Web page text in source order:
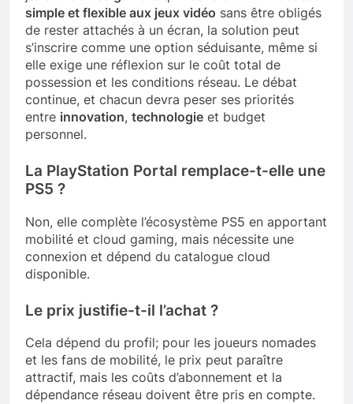
simple et flexible aux jeux vidéo sans être obligés
de rester attachés à un écran, la solution peut
s’inscrire comme une option séduisante, même si
elle exige une réflexion sur le coût total de
possession et les conditions réseau. Le débat
continue, et chacun devra peser ses priorités
entre innovation, technologie et budget
personnel.
La PlayStation Portal remplace-t-elle une
PS5 ?
Non, elle complète l’écosystème PS5 en apportant
mobilité et cloud gaming, mais nécessite une
connexion et dépend du catalogue cloud
disponible.
Le prix justifie-t-il l’achat ?
Cela dépend du profil; pour les joueurs nomades
et les fans de mobilité, le prix peut paraître
attractif, mais les coûts d’abonnement et la
dépendance réseau doivent être pris en compte.